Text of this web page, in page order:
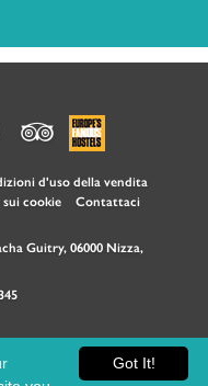
d'uso della vendita
cookie Contattaci
Guitry, 06000 Nizza,
©2020 Villa Saint Exupéry.Got It!